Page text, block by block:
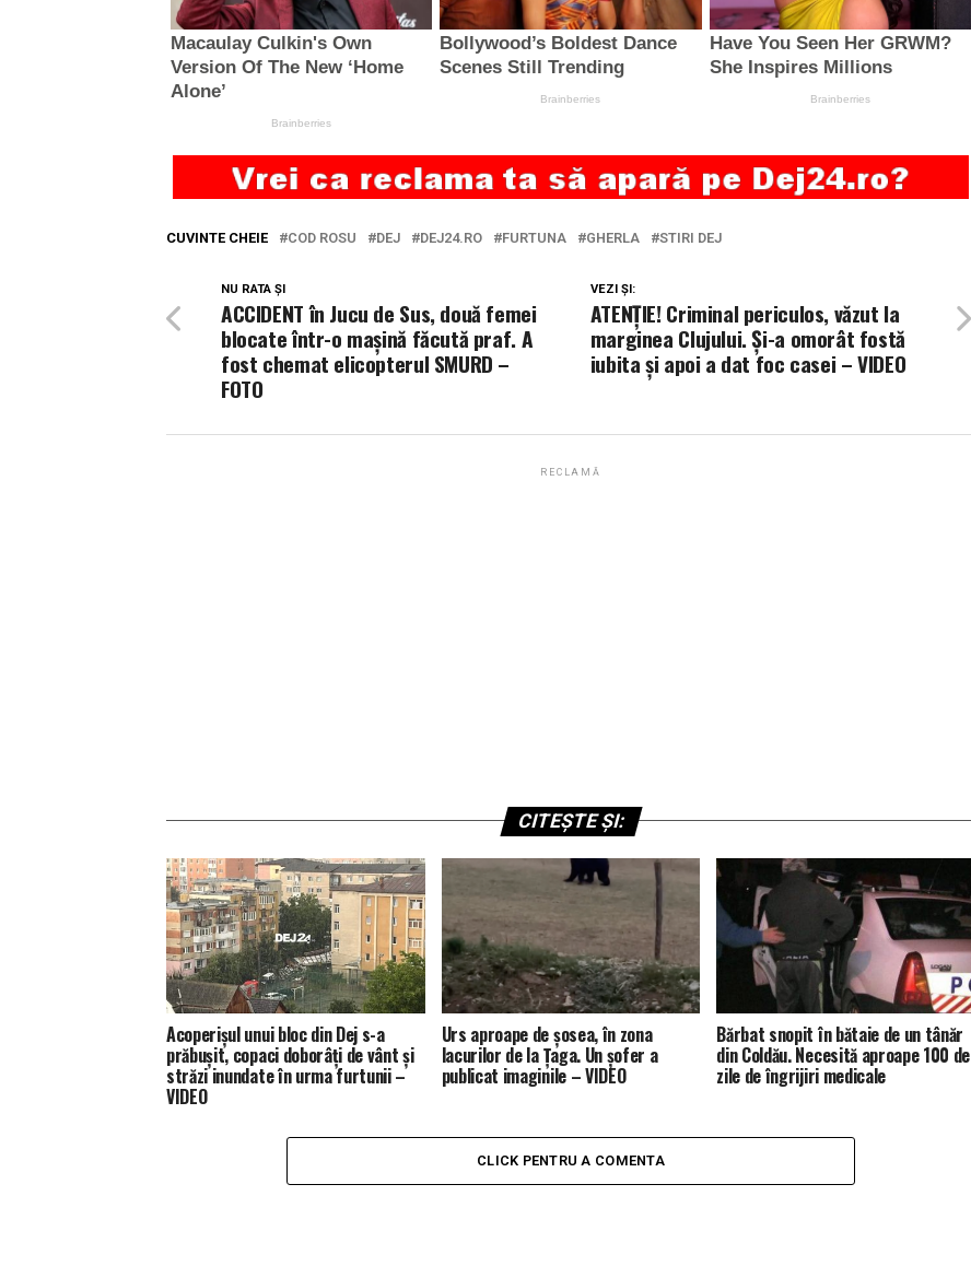
CUVINTE CHEIE COD ROSU DEJ DEJ24.RO FURTUNA GHERLA STIRI DEJ
VEZI ȘI:
ATENȚIE! Criminal periculos, văzut la
marginea Clujului. Și-a omorât fostă
iubita și apoi a dat foc casei – VIDEO
NU RATA ȘI
ACCIDENT în Jucu de Sus, două femei
blocate într-o mașină făcută praf. A
fost chemat elicopterul SMURD –
FOTO
RECLAMĂ
CITEȘTE ȘI:
Acoperișul unui bloc din Dej s-a
prăbușit, copaci doborâți de vânt și
străzi inundate în urma furtunii –
VIDEO
Urs aproape de șosea, în zona
lacurilor de la Țaga. Un șofer a
publicat imaginile – VIDEO
Bărbat snopit în bătaie de un tânăr
din Coldău. Necesită aproape 100 de
zile de îngrijiri medicale
CLICK PENTRU A COMENTA